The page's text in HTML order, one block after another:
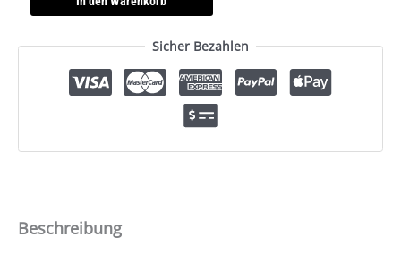
Sicher Bezahlen
Beschreibung